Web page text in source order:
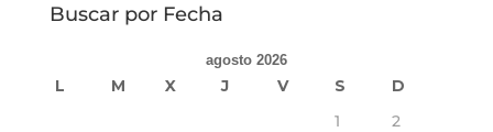
Categorías
Buscar por Fecha
agosto 2026
L M X J V S
D
1
2